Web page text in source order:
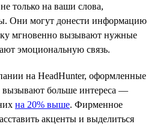
только на ваши слова,
Они могут донести информацию
мгновенно вызывают нужные
эмоциональную связь.
на HeadHunter, оформленные
вызывают больше интереса —
на 20% выше. Фирменное
акценты и выделиться